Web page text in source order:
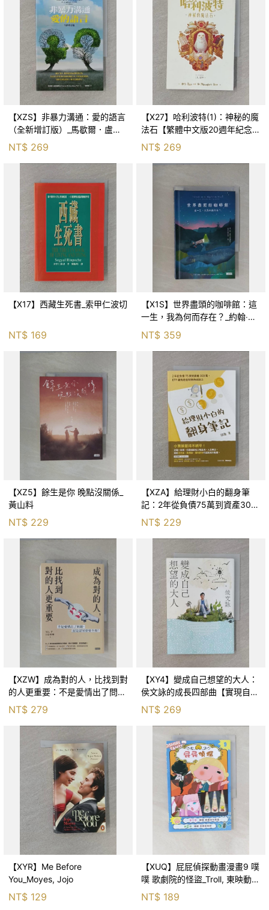
【XZS】非暴力溝通：愛的語言
（全新增訂版）_馬歇爾．盧森
堡, 蕭寶森
NT$ 269
【X27】哈利波特(1)：神秘的魔
法石【繁體中文版20週年紀念】
NT$ 269
【X17】西藏生死書_索甲仁波切
NT$ 169
【X1S】世界盡頭的咖啡館：這
一生，我為何而存在？_約翰‧史
崔勒基, Elsa
NT$ 359
【XZ5】餘生是你 晚點沒關係_
黃山料
NT$ 229
【XZA】給理財小白的翻身筆
記：2年從負債75萬到資產300
萬，ETF讓我走在財務自由路上_
鐵蛋
NT$ 229
【XZW】成為對的人，比找到對
的人更重要：不是愛情出了問
題，而是認知需要升級！_Mr. P
NT$ 279
【XY4】變成自己想望的大人：
侯文詠的成長四部曲【實現自
己】_侯文詠
NT$ 269
【XYR】Me Before
You_Moyes, Jojo
NT$ 129
【XUQ】屁屁偵探動畫漫畫9 噗
噗 歌劇院的怪盜_Troll, 東映動畫
株式會社, 張東君
NT$ 189